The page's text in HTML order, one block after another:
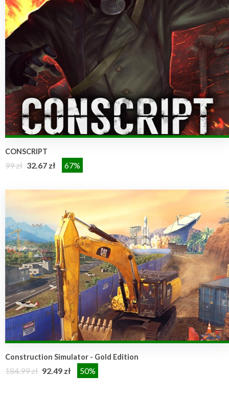
CONSCRIPT
99 zł 32.67 zł 67%
Construction Simulator - Gold Edition
184.99 zł 92.49 zł 50%